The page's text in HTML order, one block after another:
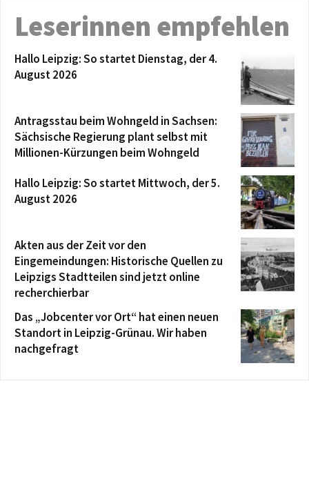
Leserinnen empfehlen
Hallo Leipzig: So startet Dienstag, der 4.
August 2026
Antragsstau beim Wohngeld in Sachsen:
Sächsische Regierung plant selbst mit
Millionen-Kürzungen beim Wohngeld
Hallo Leipzig: So startet Mittwoch, der 5.
August 2026
Akten aus der Zeit vor den
Eingemeindungen: Historische Quellen zu
Leipzigs Stadtteilen sind jetzt online
recherchierbar
Das „Jobcenter vor Ort“ hat einen neuen
Standort in Leipzig-Grünau. Wir haben
nachgefragt